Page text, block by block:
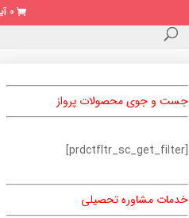
0 آیتم
جست و جوی محصولات پرواز
[prdctfltr_sc_get_filter]
خدمات مشاوره تحصیلی